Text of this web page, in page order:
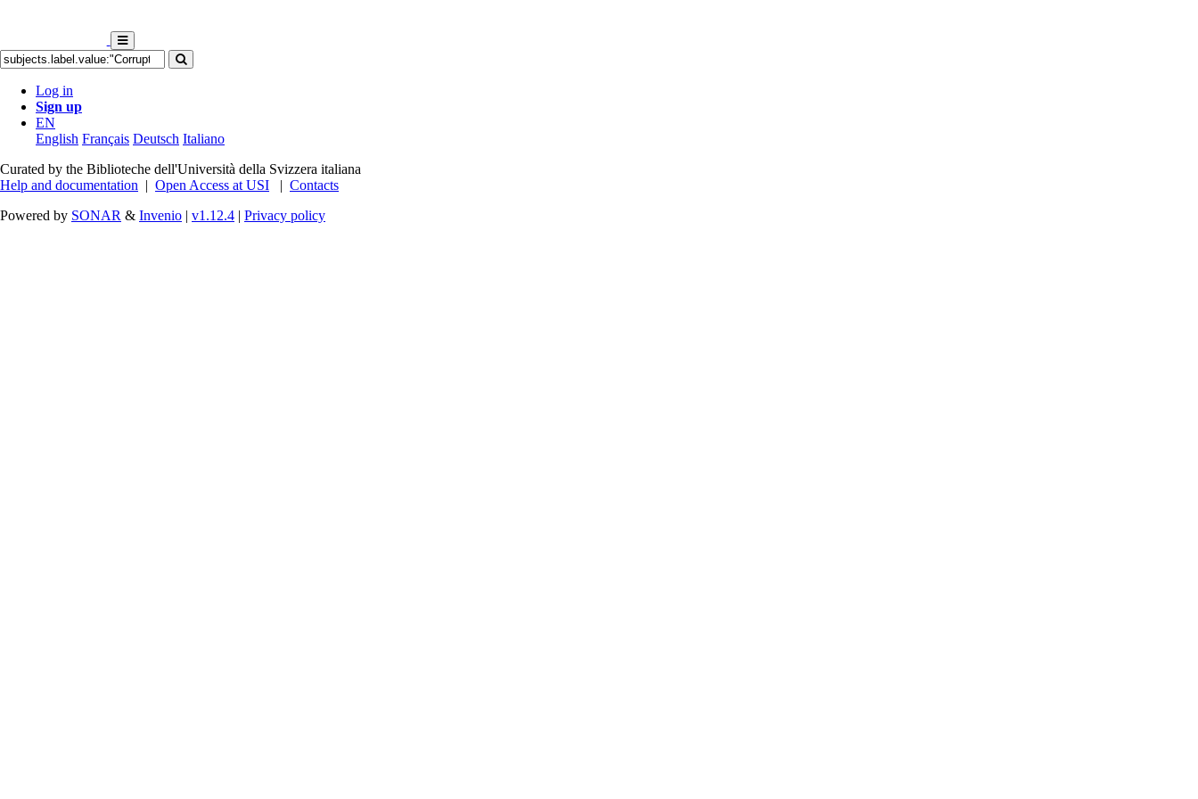
Log in
Sign up
EN
English Français Deutsch Italiano
Curated by the Biblioteche dell'Università della Svizzera italiana
Help and documentation | Open Access at USI | Contacts
Powered by SONAR & Invenio | v1.12.4 | Privacy policy